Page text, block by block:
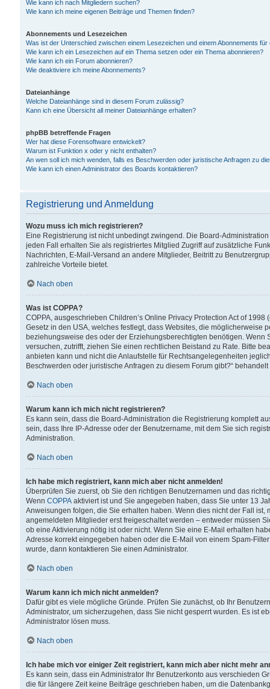
Wie kann ich nach Mitgliedern suchen?
Wie kann ich meine eigenen Beiträge und Themen finden?
Abonnements und Lesezeichen
Was ist der Unterschied zwischen einem Lesezeichen und einem Abonnements
Wie kann ich ein Lesezeichen auf ein Thema setzen oder ein Thema abonnieren?
Wie kann ich ein Forum abonnieren?
Wie deaktiviere ich meine Abonnements?
Dateianhänge
Welche Dateianhänge sind in diesem Forum zulässig?
Kann ich eine Übersicht all meiner Dateianhänge erhalten?
phpBB betreffende Fragen
Wer hat diese Forensoftware entwickelt?
Warum ist Funktion x oder y nicht enthalten?
An wen soll ich mich wenden, falls es Beschwerden oder juristische Anfragen zu
Wie kann ich einen Administrator des Boards kontaktieren?
Registrierung und Anmeldung
Wozu muss ich mich registrieren?
Eine Registrierung ist nicht unbedingt zwingend. Die Board-
jeden Fall erhalten Sie als registriertes Mitglied Zugriff auf zusätzliche
Nachrichten, E-Mail-Versand an andere Mitglieder, Beitritt zu
zahlreiche Vorteile bietet.
Nach oben
Was ist COPPA?
COPPA, ausgeschrieben Children’s Online Privacy Protection Act of
Gesetz in den USA, welches festlegt, dass Websites, die
beziehungsweise des oder der Erziehungsberechtigten benötigen.
versuchen, zutrifft, ziehen Sie einen rechtlichen Beistand zu Rate. Bitte
anbieten kann und nicht die Anlaufstelle für Rechtsangelegenheiten
Beschwerden oder juristische Anfragen zu diesem Forum gibt?“
Nach oben
Warum kann ich mich nicht registrieren?
Es kann sein, dass die Board-Administration die Registrierung komplett
sein, dass Ihre IP-Adresse oder der Benutzername, mit dem Sie sich
Administration.
Nach oben
Ich habe mich registriert, kann mich aber nicht anmelden!
Überprüfen Sie zuerst, ob Sie den richtigen Benutzernamen und das
Wenn COPPA aktiviert ist und Sie angegeben haben, dass Sie unter 13
Anweisungen folgen, die Sie erhalten haben. Wenn dies nicht der Fall
angemeldeten Mitglieder erst freigeschaltet werden – entweder müssen
ob eine Aktivierung nötig ist oder nicht. Wenn Sie eine E-Mail erhalten
Adresse korrekt eingegeben haben oder die E-Mail von einem Spam-
wurde, dann kontaktieren Sie einen Administrator.
Nach oben
Warum kann ich mich nicht anmelden?
Dafür gibt es viele mögliche Gründe. Prüfen Sie zunächst, ob Ihr
Administrator, um sicherzugehen, dass Sie nicht gesperrt wurden. Es ist
Administrator lösen muss.
Nach oben
Ich habe mich vor einiger Zeit registriert, kann mich aber nicht mehr
Es kann sein, dass ein Administrator Ihr Benutzerkonto aus verschieden
die für längere Zeit keine Beiträge geschrieben haben, um die